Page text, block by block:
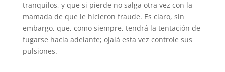
tranquilos, y que si pierde no salga otra vez con la
mamada de que le hicieron fraude. Es claro, sin
embargo, que, como siempre, tendrá la tentación de
fugarse hacia adelante; ojalá esta vez controle sus
pulsiones.